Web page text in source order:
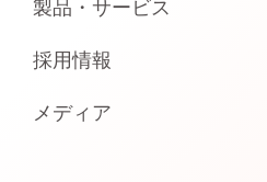
製品・サービス
採用情報
メディア